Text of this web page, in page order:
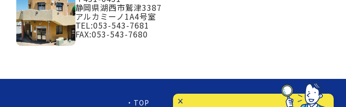
静岡県湖西市鷲津3387
アルカミーノ1A4号室
TEL:053-543-7681
FAX:053-543-7680
TOP